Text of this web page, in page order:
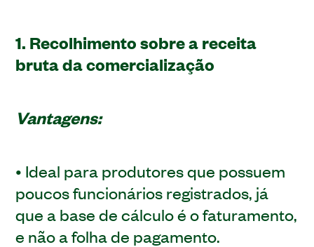
1. Recolhimento sobre a receita
bruta da comercialização
Vantagens:
• Ideal para produtores que possuem
poucos funcionários registrados, já
que a base de cálculo é o faturamento,
e não a folha de pagamento.